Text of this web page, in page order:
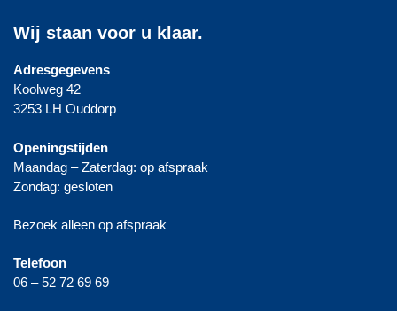
Wij staan voor u klaar.
Adresgegevens
Koolweg 42
3253 LH Ouddorp
Openingstijden
Maandag – Zaterdag: op afspraak
Zondag: gesloten
Bezoek alleen op afspraak
Telefoon
06 – 52 72 69 69